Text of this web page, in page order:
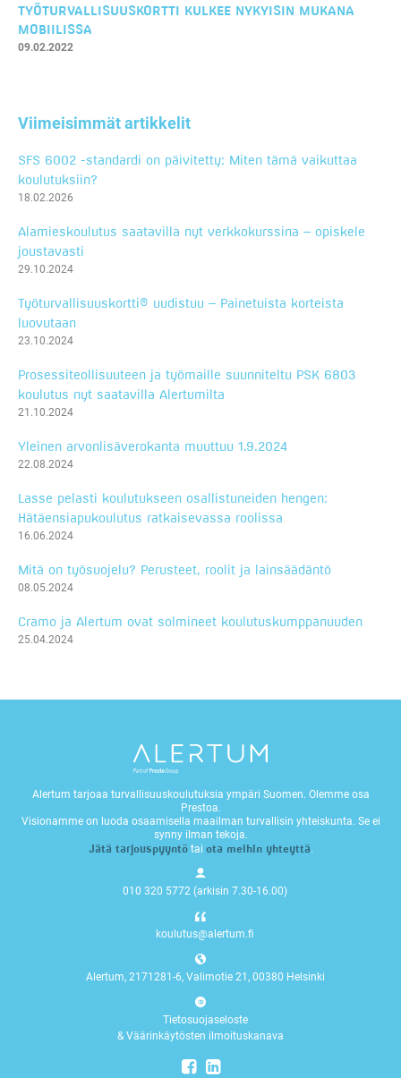
TYÖTURVALLISUUSKORTTI KULKEE NYKYISIN MUKANA
MOBIILISSA
09.02.2022
Viimeisimmät artikkelit
SFS 6002 -standardi on päivitetty: Miten tämä vaikuttaa
koulutuksiin?
18.02.2026
Alamieskoulutus saatavilla nyt verkkokurssina – opiskele
joustavasti
29.10.2024
Työturvallisuuskortti® uudistuu – Painetuista korteista
luovutaan
23.10.2024
Prosessiteollisuuteen ja työmaille suunniteltu PSK 6803
koulutus nyt saatavilla Alertumilta
21.10.2024
Yleinen arvonlisäverokanta muuttuu 1.9.2024
22.08.2024
Lasse pelasti koulutukseen osallistuneiden hengen:
Hätäensiapukoulutus ratkaisevassa roolissa
16.06.2024
Mitä on työsuojelu? Perusteet, roolit ja lainsäädäntö
08.05.2024
Cramo ja Alertum ovat solmineet koulutuskumppanuuden
25.04.2024
Alertum tarjoaa turvallisuuskoulutuksia ympäri Suomen. Olemme osa
Prestoa.
Visionamme on luoda osaamisella maailman turvallisin yhteiskunta. Se ei
synny ilman tekoja.
Jätä tarjouspyyntötai ota meihin yhteyttä.
010 320 5772 (arkisin 7.30-16.00)
koulutus@alertum.fi
Alertum, 2171281-6, Valimotie 21, 00380 Helsinki
Tietosuojaseloste
& Väärinkäytösten ilmoituskanava